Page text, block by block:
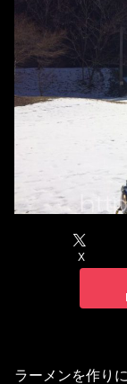
X
ラーメンを作り